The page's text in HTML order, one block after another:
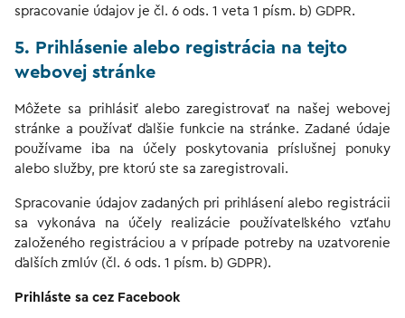
spracovanie údajov je čl. 6 ods. 1 veta 1 písm. b) GDPR.
5. Prihlásenie alebo registrácia na tejto
webovej stránke
Môžete sa prihlásiť alebo zaregistrovať na našej webovej
stránke a používať ďalšie funkcie na stránke. Zadané údaje
používame iba na účely poskytovania príslušnej ponuky
alebo služby, pre ktorú ste sa zaregistrovali.
Spracovanie údajov zadaných pri prihlásení alebo registrácii
sa vykonáva na účely realizácie používateľského vzťahu
založeného registráciou a v prípade potreby na uzatvorenie
ďalších zmlúv (čl. 6 ods. 1 písm. b) GDPR).
Prihláste sa cez Facebook